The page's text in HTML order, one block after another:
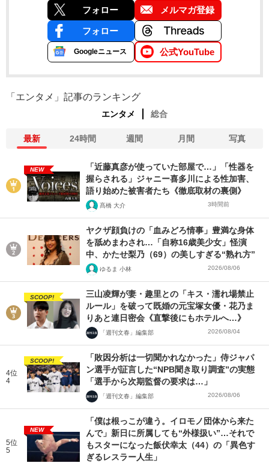
フォロー メルマガ登録
フォロー
Googleニュース 公式YouTube
「エンタメ」記事のランキング
エンタメ 総合
最新 24時間 週間 月間 写真
NEW
「近藤真彦が使っていた部屋で…」「性器を
握らされる」ジャニー喜多川による性加害、
語り始めた被害者たち《徹底取材の裏側》
髙橋 大介 3時間前
ヤクザ顔負けの「血みどろ情事」豊満な身体
を舐めまわされ…「自称16歳美少女」怪演
中、かたせ梨乃（69）の美しすぎる“熟れ方”
ゆるま 小林 2026/08/06
SCOOP!
三山凌輝が妻・趣里との「キス・濡れ場禁止
ルール」を破って既婚の元宝塚女優・花乃ま
りあと連日密会《直撃後にもホテルへ…》
「週刊文春」編集部 2026/08/04
4位
4
SCOOP!
「敗因分析は一切聞かれなかった」侍ジャパ
ン選手が証言した“NPB聞き取り調査”の実態
「選手から次期監督の要求は…」
「週刊文春」編集部 2026/08/06
5位
5
NEW
「僕は根っこが違う。イロモノ団体から来た
んで」新日に所属しても“外様扱い”…それで
もスターになった飯伏幸太（44）の「異色す
ぎるレスラー人生」